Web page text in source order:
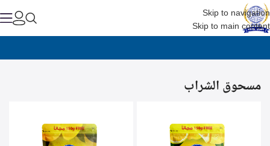
Skip to navigation
Skip to main content
مسحوق الشراب